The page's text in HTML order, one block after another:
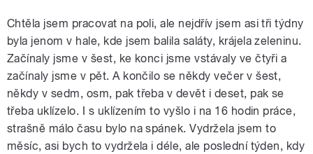
Chtěla jsem pracovat na poli, ale nejdřív jsem asi tři týdny
byla jenom v hale, kde jsem balila saláty, krájela zeleninu.
Začínaly jsme v šest, ke konci jsme vstávaly ve čtyři a
začínaly jsme v pět. A končilo se někdy večer v šest,
někdy v sedm, osm, pak třeba v devět i deset, pak se
třeba uklízelo. I s uklízením to vyšlo i na 16 hodin práce,
strašně málo času bylo na spánek. Vydržela jsem to
měsíc, asi bych to vydržela i déle, ale poslední týden, kdy